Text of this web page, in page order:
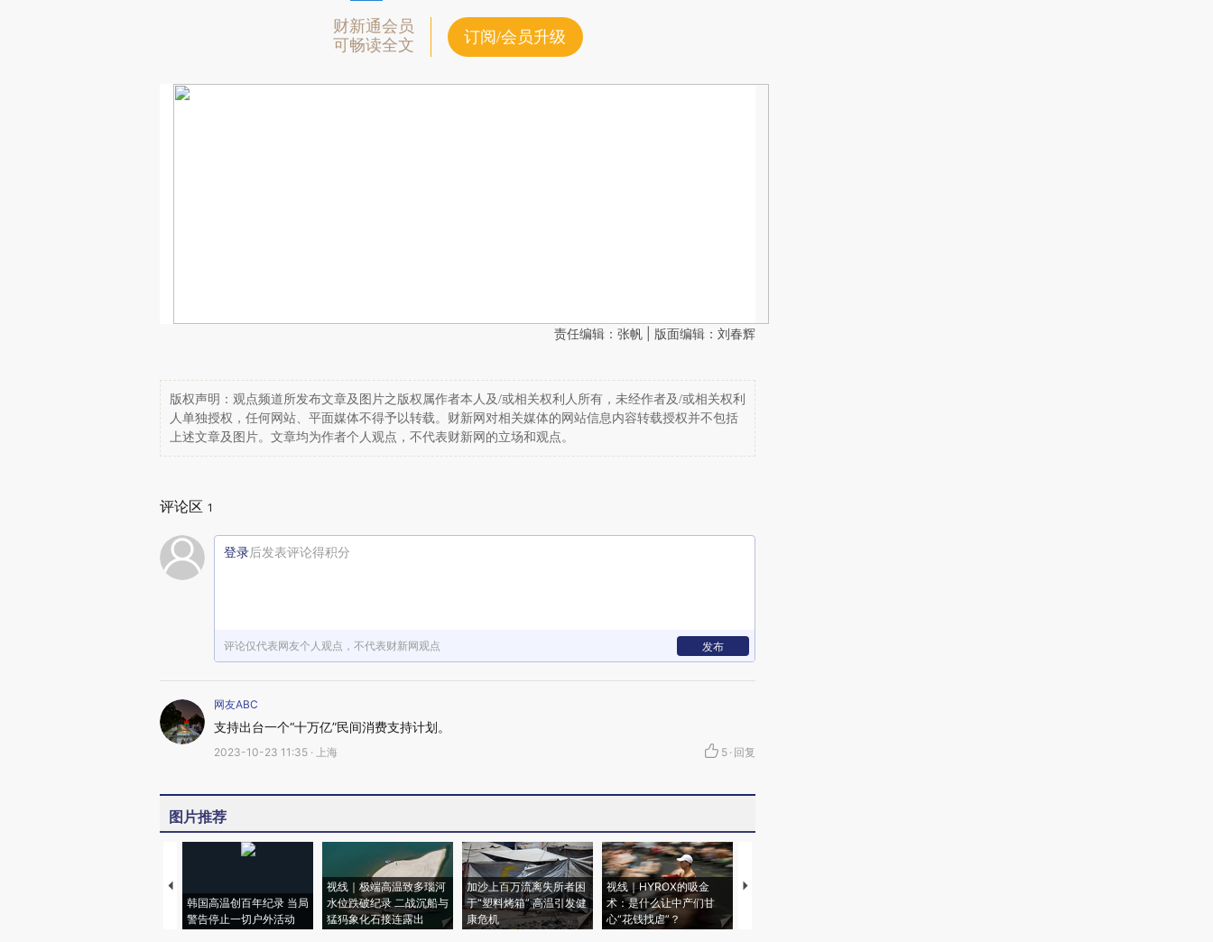
财新通会员
可畅读全文
订阅/会员升级
责任编辑：张帆 | 版面编辑：刘春辉
版权声明：观点频道所发布文章及图片之版权属作者本人及/或相关权利人所有，未经作者及/或相关权利
人单独授权，任何网站、平面媒体不得予以转载。财新网对相关媒体的网站信息内容转载授权并不包括
上述文章及图片。文章均为作者个人观点，不代表财新网的立场和观点。
评论区 1
登录后发表评论得积分
评论仅代表网友个人观点，不代表财新网观点 发布
网友ABC
支持出台一个“十万亿”民间消费支持计划。
2023-10-23 11:35 · 上海 5 · 回复
图片推荐
韩国高温创百年纪录 当局
警告停止一切户外活动
视线｜极端高温致多瑙河
水位跌破纪录 二战沉船与
猛犸象化石接连露出
加沙上百万流离失所者困
于“塑料烤箱” 高温引发健
康危机
视线｜HYROX的吸金
术：是什么让中产们甘
心“花钱找虐”？
马航飞行员跨国走私7万